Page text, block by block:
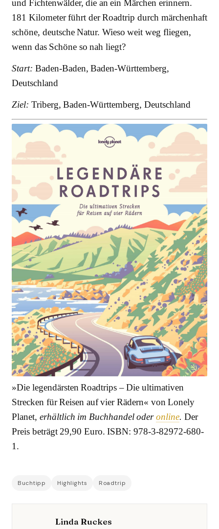
und Fichtenwälder, die an ein Märchen erinnern.
181 Kilometer führt der Roadtrip durch märchenhaft
schöne, deutsche Natur. Wieso weit weg fliegen,
wenn das Schöne so nah liegt?
Start: Baden-Baden, Baden-Württemberg,
Deutschland
Ziel: Triberg, Baden-Württemberg, Deutschland
»Die legendärsten Roadtrips – Die ultimativen
Strecken für Reisen auf vier Rädern« von Lonely
Planet, erhältlich im Buchhandel oderonline. Der
Preis beträgt 29,90 Euro. ISBN: 978-3-82972-680-
1.
Buchtipp Highlights Roadtrip
Linda Ruckes